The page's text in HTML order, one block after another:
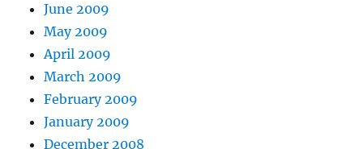
June 2009
May 2009
April 2009
March 2009
February 2009
January 2009
December 2008